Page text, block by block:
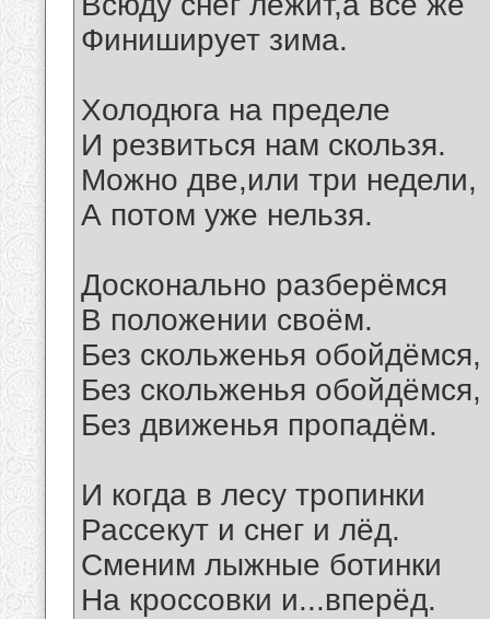
Финиширует зима.
Холодюга на пределе
И резвиться нам скользя.
Можно две,или три недели,
А потом уже нельзя.
Досконально разберёмся
В положении своём.
Без скольженья обойдёмся,
Без скольженья обойдёмся,
Без движенья пропадём.
И когда в лесу тропинки
Рассекут и снег и лёд.
Сменим лыжные ботинки
На кроссовки и...вперёд.